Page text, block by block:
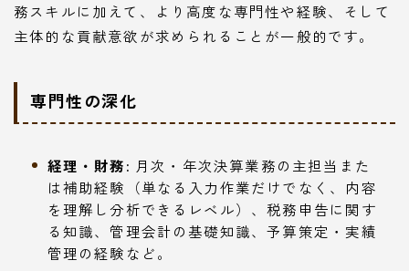
務スキルに加えて、より高度な専門性や経験、そして
主体的な貢献意欲が求められることが一般的です。
専門性の深化
経理・財務: 月次・年次決算業務の主担当また
は補助経験（単なる入力作業だけでなく、内容
を理解し分析できるレベル）、税務申告に関す
る知識、管理会計の基礎知識、予算策定・実績
管理の経験など。